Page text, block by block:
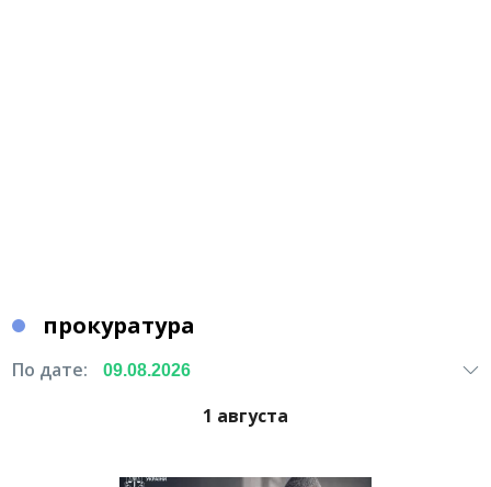
прокуратура
По дате:
1 августа